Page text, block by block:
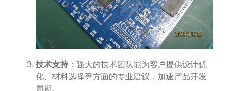
技术支持 ：强大的技术团队能为客户提供设计优
化、材料选择等方面的专业建议，加速产品开发
周期。